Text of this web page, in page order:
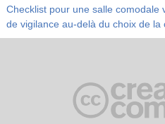
Checklist pour une salle comodale
de vigilance au-delà du choix de la